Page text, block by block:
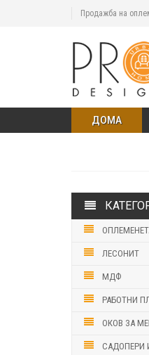
Продажба на
ДОМА
ЛЕСОНИТ
МДФ
РАБОТНИ
ОКОВ ЗА
САДОПЕРИ